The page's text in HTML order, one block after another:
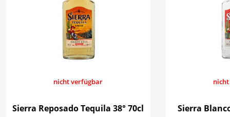
nicht verfügbar
Sierra Reposado Tequila 38° 70cl Sierra